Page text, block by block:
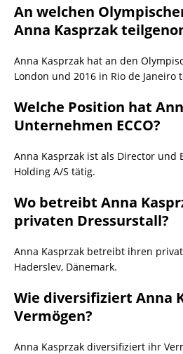
An welchen
Anna Kasprzak
Anna Kasprzak hat an den
London und 2016 in Rio de Janeiro
Welche Position hat
Unternehmen ECCO?
Anna Kasprzak ist als Director und
Holding A/S tätig.
Wo betreibt Anna
privaten Dressurstall?
Anna Kasprzak betreibt ihren
Haderslev, Dänemark.
Wie diversifiziert Anna
Vermögen?
Anna Kasprzak diversifiziert ihr